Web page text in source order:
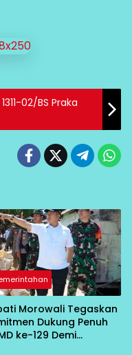
02/BS Praka
Morowali Tegaskan
Dukung Penuh
ke-129 Demi